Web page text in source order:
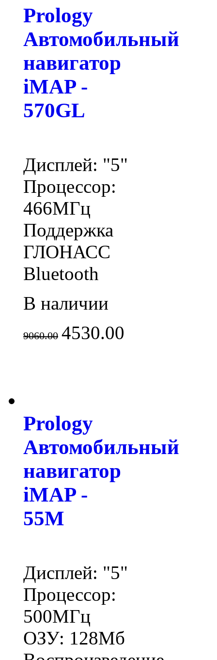
Prology
Автомобильный
навигатор
iMAP -
570GL
Дисплей: "5"
Процессор:
466МГц
Поддержка
ГЛОНАСС
Bluetooth
В наличии
9060.00 4530.00
Prology
Автомобильный
навигатор
iMAP -
55M
Дисплей: "5"
Процессор:
500МГц
ОЗУ: 128Мб